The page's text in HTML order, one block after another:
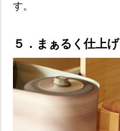
す。
５．まぁるく仕上げ